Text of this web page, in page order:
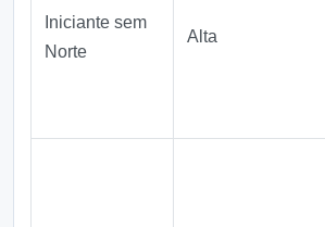
Iniciante sem
Norte
Alta